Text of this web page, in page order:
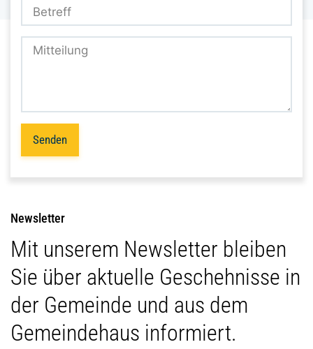
Senden
Newsletter
Mit unserem Newsletter bleiben
Sie über aktuelle Geschehnisse in
der Gemeinde und aus dem
Gemeindehaus informiert.